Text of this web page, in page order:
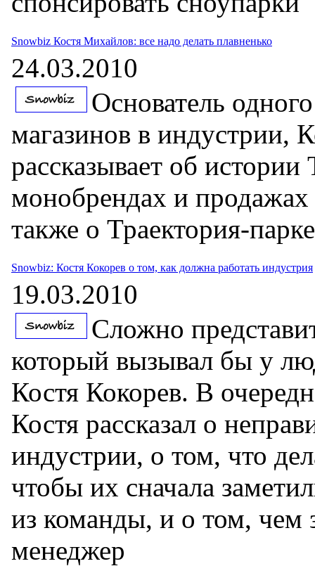
Snowbiz Костя Михайлов: все надо делать плавненько
24.03.2010
Основатель
магазинов в индустрии,
рассказывает об истории
монобрендах и продажах
также о Траектория-
Snowbiz: Костя Кокорев о том, как должна работать индустрия
19.03.2010
Сложно
который вызывал бы у
Костя Кокорев. В
Костя рассказал о
индустрии, о том, что
чтобы их сначала
из команды, и о том, чем
менеджер